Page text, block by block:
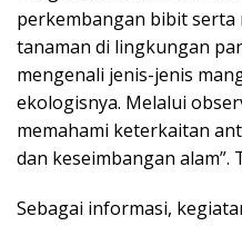
perkembangan bibit serta
tanaman di lingkungan
mengenali jenis-jenis
ekologisnya. Melalui
memahami keterkaitan
dan keseimbangan alam”.
Sebagai informasi,